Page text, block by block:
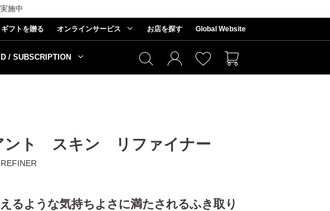
施中
ギフトを贈る オンラインサービス お店を探す Global Website
/ SUBSCRIPTION
ント スキン リファイナー
るような気持ちよさに満たされるふき取り